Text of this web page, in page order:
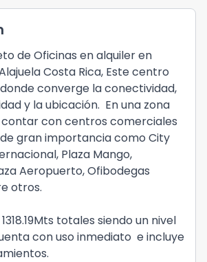
de Oficinas en alquiler en
Costa Rica, Este centro
converge la conectividad,
y la ubicación. En una zona
con centros comerciales
gran importancia como City
Plaza Mango,
Aeropuerto, Ofibodegas
otros.
totales siendo un nivel
con uso inmediato e incluye